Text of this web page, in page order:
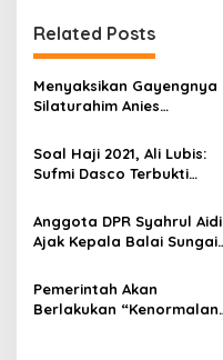
t
n
a
v
i
g
t
o
Related Posts
Menyaksikan Gayengnya
Silaturahim Anies
Kesehatan Indonesia di
Rumah Lebak Bulus
Soal Haji 2021, Ali Lubis:
Sufmi Dasco Terbukti
Anggota DPR Syahrul Aidi
Ajak Kepala Balai Sungai
Inhu dan Kuansing
Pemerintah Akan
Berlakukan “Kenormalan